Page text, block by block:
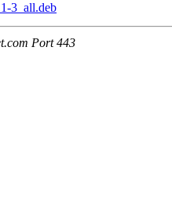
3_all.deb
Port 443